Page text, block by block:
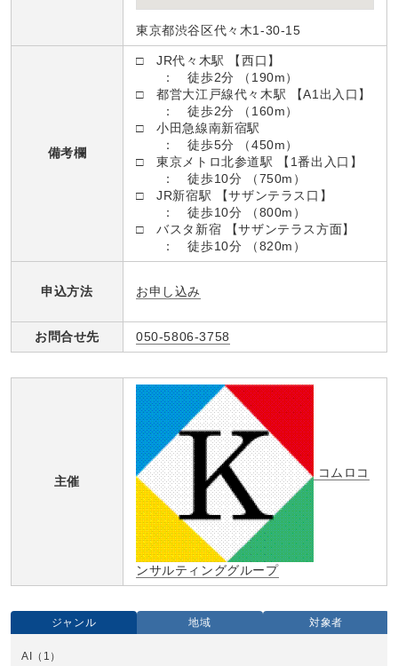
東京都渋谷区代々木1-30-15
備考欄
□ JR代々木駅 【西口】
： 徒歩2分 （190m）
□ 都営大江戸線代々木駅 【A1出入口】
： 徒歩2分 （160m）
□ 小田急線南新宿駅
： 徒歩5分 （450m）
□ 東京メトロ北参道駅 【1番出入口】
： 徒歩10分 （750m）
□ JR新宿駅 【サザンテラス口】
： 徒歩10分 （800m）
□ バスタ新宿 【サザンテラス方面】
： 徒歩10分 （820m）
申込方法 お申し込み
お問合せ先 050-5806-3758
主催
コムロコ
ンサルティンググループ
ジャンル 地域 対象者
AI
（1）